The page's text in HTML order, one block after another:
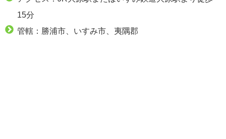
15分
管轄：勝浦市、いすみ市、夷隅郡